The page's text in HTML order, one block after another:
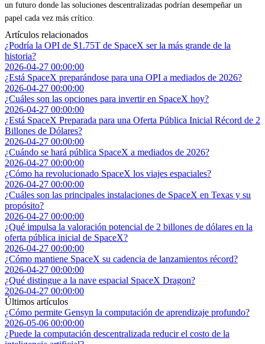
un futuro donde las soluciones descentralizadas podrían desempeñar un
papel cada vez más crítico.
Artículos relacionados
¿Podría la OPI de $1.75T de SpaceX ser la más grande de la
historia?
2026-04-27 00:00:00
¿Está SpaceX preparándose para una OPI a mediados de 2026?
2026-04-27 00:00:00
¿Cuáles son las opciones para invertir en SpaceX hoy?
2026-04-27 00:00:00
¿Está SpaceX Preparada para una Oferta Pública Inicial Récord de 2
Billones de Dólares?
2026-04-27 00:00:00
¿Cuándo se hará pública SpaceX a mediados de 2026?
2026-04-27 00:00:00
¿Cómo ha revolucionado SpaceX los viajes espaciales?
2026-04-27 00:00:00
¿Cuáles son las principales instalaciones de SpaceX en Texas y su
propósito?
2026-04-27 00:00:00
¿Qué impulsa la valoración potencial de 2 billones de dólares en la
oferta pública inicial de SpaceX?
2026-04-27 00:00:00
¿Cómo mantiene SpaceX su cadencia de lanzamientos récord?
2026-04-27 00:00:00
¿Qué distingue a la nave espacial SpaceX Dragon?
2026-04-27 00:00:00
Últimos artículos
¿Cómo permite Gensyn la computación de aprendizaje profundo?
2026-05-06 00:00:00
¿Puede la computación descentralizada reducir el costo de la